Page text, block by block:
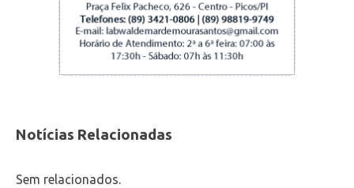
Notícias Relacionadas
Sem relacionados.